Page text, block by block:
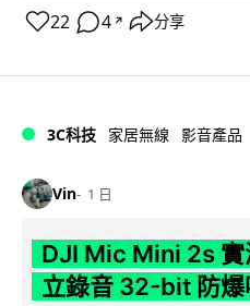
22 4 ↗ 分享
3C科技 家居無線 影音產品
Vin 1 日
DJI Mic Mini 2s 實
立錄音 32-bit 防爆